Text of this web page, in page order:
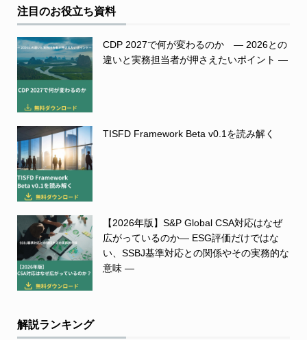
注目のお役立ち資料
CDP 2027で何が変わるのか ― 2026との
違いと実務担当者が押さえたいポイント ―
TISFD Framework Beta v0.1を読み解く
【2026年版】S&P Global CSA対応はなぜ
広がっているのか― ESG評価だけではな
い、SSBJ基準対応との関係やその実務的な
意味 ―
解説ランキング